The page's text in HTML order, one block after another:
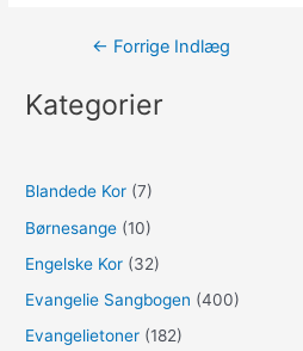
Indlægsnavigation
← Forrige Indlæg
Kategorier
Blandede Kor (7)
Børnesange (10)
Engelske Kor (32)
Evangelie Sangbogen (400)
Evangelietoner (182)